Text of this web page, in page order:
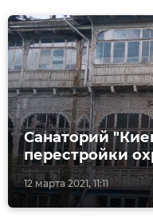
12 марта 2021, 11:11
Санаторий
перестройки